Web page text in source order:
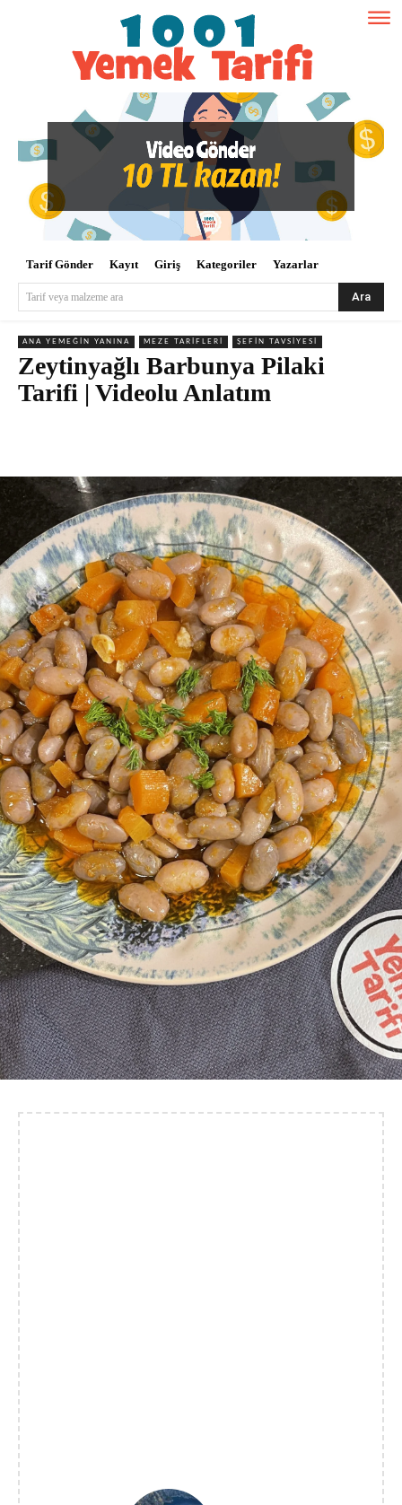
Tarif Gönder Kayıt Giriş Kategoriler Yazarlar
Tarif veya malzeme ara Ara
ANA YEMEĞIN YANINA MEZE TARIFLERI ŞEFIN TAVSIYESI
Zeytinyağlı Barbunya Pilaki
Tarifi | Videolu Anlatım